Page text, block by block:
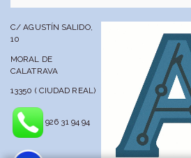
C/ AGUSTÍN SALIDO,
10
MORAL DE
CALATRAVA
13350 ( CIUDAD REAL)
926 31 94 94